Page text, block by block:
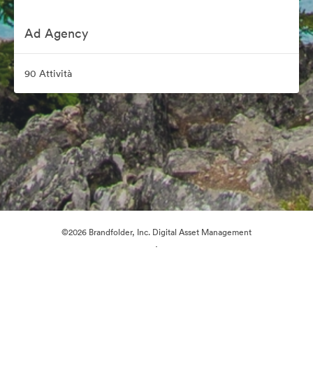
Ad Agency
90 Attività
©2026 Brandfolder, Inc. Digital Asset Management
·